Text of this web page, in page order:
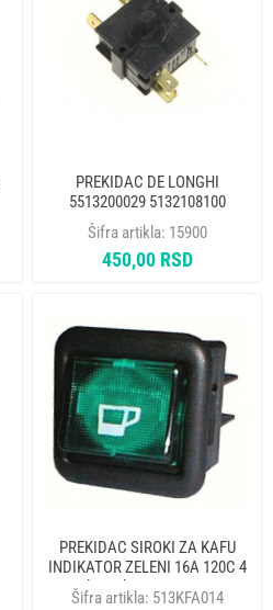
PREKIDAC DE LONGHI
5513200029 5132108100
ORIGINAL
Šifra artikla: 15900
450,00 RSD
PREKIDAC SIROKI ZA KAFU
INDIKATOR ZELENI 16A 120C 4
kontakta 25x25mm
Šifra artikla: 513KFA014